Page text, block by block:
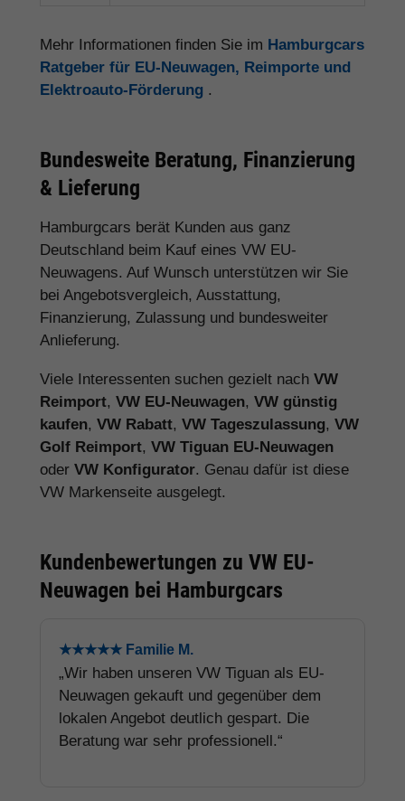
Mehr Informationen finden Sie im Hamburgcars
Ratgeber für EU-Neuwagen, Reimporte und
Elektroauto-Förderung .
Bundesweite Beratung, Finanzierung
& Lieferung
Hamburgcars berät Kunden aus ganz
Deutschland beim Kauf eines VW EU-
Neuwagens. Auf Wunsch unterstützen wir Sie
bei Angebotsvergleich, Ausstattung,
Finanzierung, Zulassung und bundesweiter
Anlieferung.
Viele Interessenten suchen gezielt nach VW
Reimport, VW EU-Neuwagen, VW günstig
kaufen, VW Rabatt, VW Tageszulassung, VW
Golf Reimport, VW Tiguan EU-Neuwagen
oder VW Konfigurator. Genau dafür ist diese
VW Markenseite ausgelegt.
Kundenbewertungen zu VW EU-
Neuwagen bei Hamburgcars
★★★★★ Familie M.
„Wir haben unseren VW Tiguan als EU-
Neuwagen gekauft und gegenüber dem
lokalen Angebot deutlich gespart. Die
Beratung war sehr professionell.“